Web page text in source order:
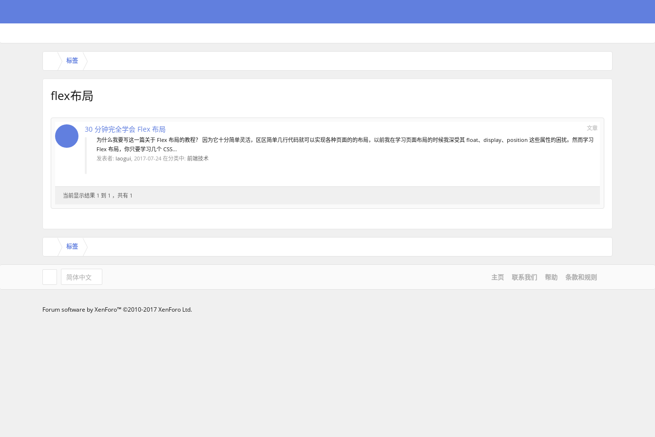
标签
flex布局
文章
30 分钟完全学会 Flex 布局
为什么我要写这一篇关于 Flex 布局的教程？ 因为它十分简单灵活，区区简单几行代码就可以实现各种页面的的布局，以前我在学习页面布局的时候我深受其 float、display、position 这些
属性的困扰。然而学习 Flex 布局，你只要学习几个 CSS...
发表者:laogui ,2017-07-24
当前显示结果 1 到 1 ，共有 1
标签
简体中文 主页 联系我们 帮助 条款和规则
Forum software by XenForo™©2010-2017 XenForo Ltd.